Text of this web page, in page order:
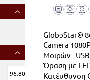
96.80
GloboStar®
Camera
Μοιρών -
Όραση με
Κατέυθυνση